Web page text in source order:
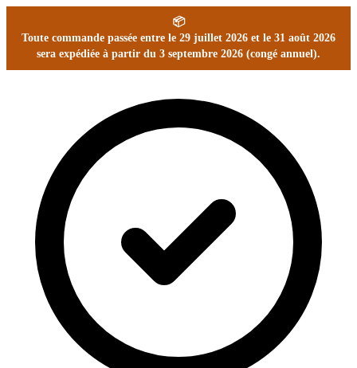
📦
Toute commande passée entre le 29 juillet 2026 et le 31 août 2026
sera expédiée à partir du 3 septembre 2026 (congé annuel).